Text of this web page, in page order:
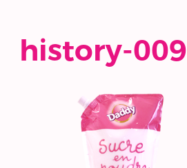
history-009